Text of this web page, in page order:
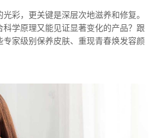
彩，更关键是深层次地滋养和修复。
学原理又能见证显著变化的产品？跟
专家级别保养皮肤、重现青春焕发容颜